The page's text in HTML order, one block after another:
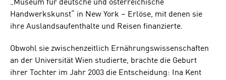
„Museum für deutsche und österreichische
Handwerkskunst“ in New York – Erlöse, mit denen sie
ihre Auslandsaufenthalte und Reisen finanzierte.
Obwohl sie zwischenzeitlich Ernährungswissenschaften
an der Universität Wien studierte, brachte die Geburt
ihrer Tochter im Jahr 2003 die Entscheidung: Ina Kent